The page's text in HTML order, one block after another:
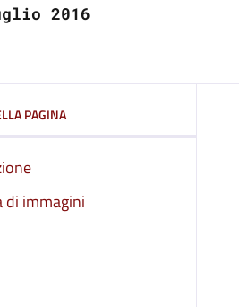
2016
PAGINA
di immagini